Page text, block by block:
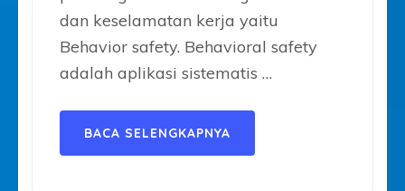
dan keselamatan kerja yaitu
Behavior safety. Behavioral safety
adalah aplikasi sistematis …
BACA SELENGKAPNYA